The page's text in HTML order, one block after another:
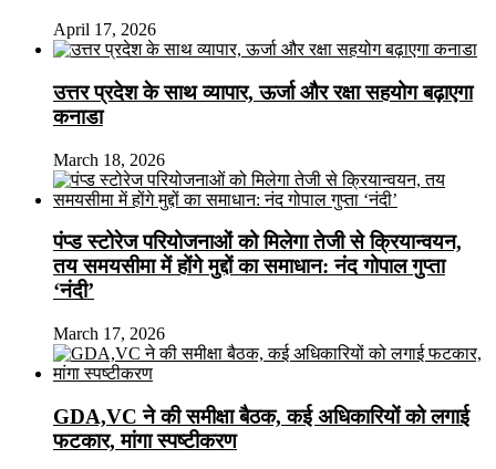
April 17, 2026
उत्तर प्रदेश के साथ व्यापार, ऊर्जा और रक्षा सहयोग बढ़ाएगा
कनाडा
March 18, 2026
पंप्ड स्टोरेज परियोजनाओं को मिलेगा तेजी से क्रियान्वयन,
तय समयसीमा में होंगे मुद्दों का समाधान: नंद गोपाल गुप्ता
‘नंदी’
March 17, 2026
GDA,VC ने की समीक्षा बैठक, कई अधिकारियों को लगाई
फटकार, मांगा स्पष्टीकरण